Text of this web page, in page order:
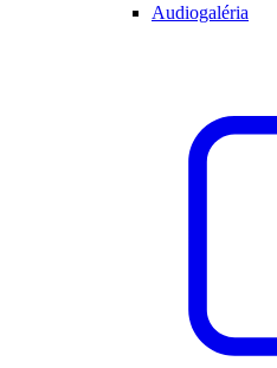
Audiogaléria